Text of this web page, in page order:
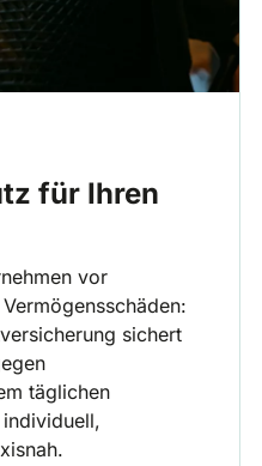
für Ihren
vor
sichert
täglichen